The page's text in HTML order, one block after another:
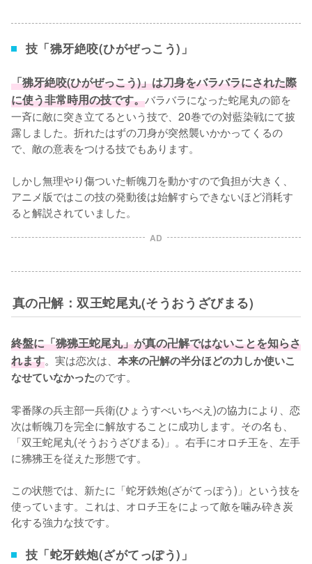
技「狒牙絶咬(ひがぜっこう)」
「狒牙絶咬(ひがぜっこう)」は刀身をバラバラにされた際
に使う非常時用の技です。バラバラになった蛇尾丸の節を
一斉に敵に突き立てるという技で、20巻での対藍染戦にて披
露しました。折れたはずの刀身が突然襲いかかってくるの
で、敵の意表をつける技でもあります。
しかし無理やり傷ついた斬魄刀を動かすので負担が大きく、
アニメ版ではこの技の発動後は始解すらできないほど消耗す
ると解説されていました。
AD
真の卍解：双王蛇尾丸(そうおうざびまる)
終盤に「狒狒王蛇尾丸」が真の卍解ではないことを知らさ
れます。実は恋次は、 本来の卍解の半分ほどの力しか使いこ
なせていなかったのです。
零番隊の兵主部一兵衛(ひょうすべいちべえ)の協力により、恋
次は斬魄刀を完全に解放することに成功します。その名も、
「双王蛇尾丸(そうおうざびまる)」。右手にオロチ王を、左手
に狒狒王を従えた形態です。
この状態では、新たに「蛇牙鉄炮(ざがてっぽう)」という技を
使っています。これは、オロチ王をによって敵を噛み砕き炭
化する強力な技です。
技「蛇牙鉄炮(ざがてっぽう)」